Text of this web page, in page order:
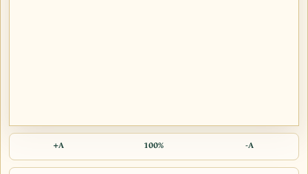
A-
100%
A+